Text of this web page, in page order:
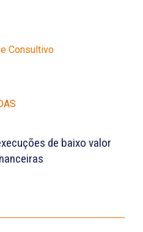
Consultivo
de baixo valor